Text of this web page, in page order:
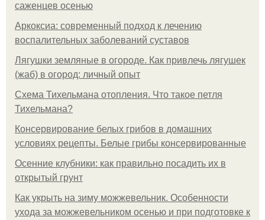
саженцев осенью
Аркоксиа: современный подход к лечению
воспалительных заболеваний суставов
Лягушки земляные в огороде. Как привлечь лягушек
(жаб) в огород: личный опыт
Схема Тихельмана отопления. Что такое петля
Тихельмана?
Консервирование белых грибов в домашних
условиях рецепты. Белые грибы консервированные
Осенние клубники: как правильно посадить их в
открытый грунт
Как укрыть на зиму можжевельник. Особенности
ухода за можжевельником осенью и при подготовке к